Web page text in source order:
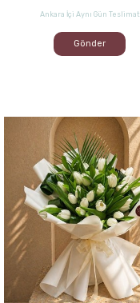
Ankara İçi Aynı Gün Teslimat
Gönder